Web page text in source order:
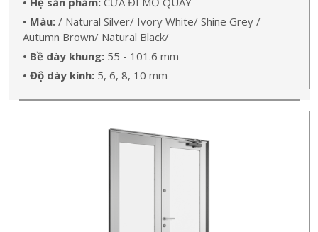
• Màu:/ Natural Silver/ Ivory White/ Shine Grey /
Autumn Brown/ Natural Black/
• Bề dày khung:55 - 101.6 mm
• Độ dày kính:5, 6, 8, 10 mm